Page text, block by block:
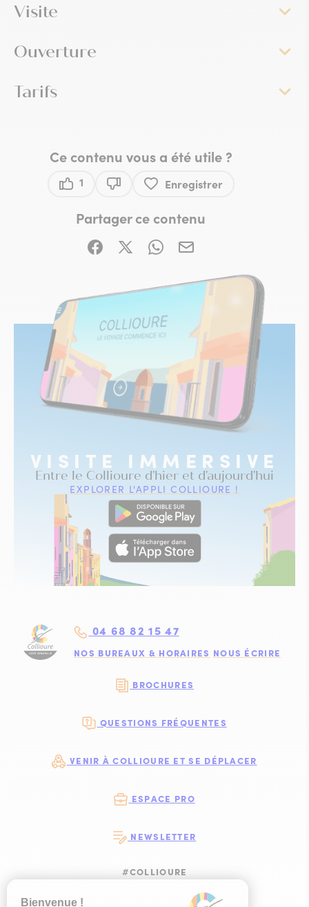
Visite
Ouverture
Tarifs
Ce contenu vous a été utile ?
1 Enregistrer
Partager ce contenu
Partager sur Facebook (nouvelle fenêtre)
Partager sur X / Twitter (nouvelle
Partager sur WhatsApp
Partager par mail
VISITE IMMERSIVE
Entre le Collioure d'hier et d'aujourd'hui
EXPLORER L'APPLI COLLIOURE !
04 68 82 15 47
NOS BUREAUX & HORAIRES NOUS ÉCRIRE
BROCHURES
QUESTIONS FRÉQUENTES
VENIR À COLLIOURE ET SE DÉPLACER
ESPACE PRO
NEWSLETTER
#COLLIOURE
SUIVEZ-NOUS
SUIVEZ-NOUS
SUIVEZ-
SUIVEZ-